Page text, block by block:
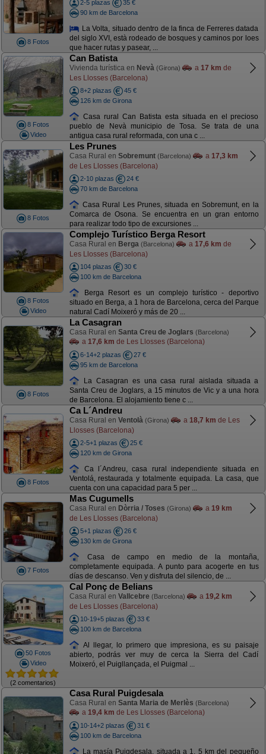
8 Fotos
2-5 plazas
35 €
90 km de Barcelona
La Volta, situado dentro de la finca de Ferreres datada
del siglo XVI, està rodeado de bosques y caminos por loes
que hacer rutas y pasear, ...
8 Fotos
Video
Can Batista
Vivienda turística en Nevà (Girona) a 17 km de
Les Llosses (Barcelona)
8+2 plazas
45 €
126 km de Girona
Casa rural Can Batista esta situada en el precioso
pueblo de Nevà municipio de Tosa. Se trata de una
antigua casa rural reformada, con una c ...
8 Fotos
Les Prunes
Casa Rural en Sobremunt (Barcelona) a 17,3 km
de Les Llosses (Barcelona)
2-10 plazas
24 €
70 km de Barcelona
Casa Rural Les Prunes, situada en Sobremunt, en la
Comarca de Osona. Se encuentra en un gran entorno
para realizar todo tipo de excursiones ...
8 Fotos
Video
Complejo Turístico Berga Resort
Casa Rural en Berga (Barcelona) a 17,6 km de
Les Llosses (Barcelona)
104 plazas
30 €
100 km de Barcelona
Berga Resort es un complejo turístico - deportivo
situado en Berga, a 1 hora de Barcelona, cerca del Parque
natural Cadí Moixeró y más de 20 ...
8 Fotos
La Casagran
Casa Rural en Santa Creu de Joglars (Barcelona)
a 17,6 km de Les Llosses (Barcelona)
6-14+2 plazas
27 €
95 km de Barcelona
La Casagran es una casa rural aislada situada a
Santa Creu de Joglars, a 15 minutos de Vic y a una hora
de Barcelona. El alojamiento tiene c ...
8 Fotos
Ca L´Andreu
Casa Rural en Ventolà (Girona) a 18,7 km de Les
Llosses (Barcelona)
2-5+1 plazas
25 €
120 km de Girona
Ca l´Andreu, casa rural independiente situada en
Ventolá, restaurada y totalmente equipada. La casa, que
cuenta con una capacidad para 5 per ...
7 Fotos
Mas Cugumells
Casa Rural en Dòrria / Toses (Girona) a 19 km
de Les Llosses (Barcelona)
5+1 plazas
26 €
130 km de Girona
Casa de campo en medio de la montaña,
completamente equipada. A punto para acogerte en tus
días de descanso. Ven y disfruta del silencio, de ...
50 Fotos
Video
(2 comentarios)
Cal Ponç de Belians
Casa Rural en Vallcebre (Barcelona) a 19,2 km
de Les Llosses (Barcelona)
10-19+5 plazas
33 €
100 km de Barcelona
Al llegar, lo primero que impresiona, es su paisaje
abierto, podrás ver muy de cerca la Sierra del Cadí
Moixeró, el Puigllançada, el Puigmal ...
Casa Rural Puigdesala
Casa Rural en Santa Maria de Merlès (Barcelona)
a 19,4 km de Les Llosses (Barcelona)
10-14+2 plazas
31 €
100 km de Barcelona
La masía Puigdesala, situada a 1, 5 km del pequeño